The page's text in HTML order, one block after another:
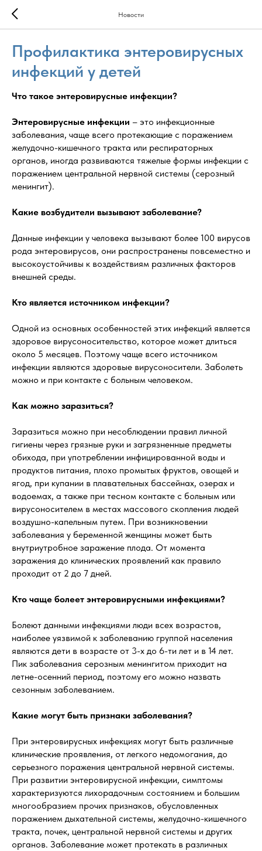
Новости
Профилактика энтеровирусных
инфекций у детей
Что такое энтеровирусные инфекции?
Энтеровирусные инфекции – это инфекционные
заболевания, чаще всего протекающие с поражением
желудочно-кишечного тракта или респираторных
органов, иногда развиваются тяжелые формы инфекции с
поражением центральной нервной системы (серозный
менингит).
Какие возбудители вызывают заболевание?
Данные инфекции у человека вызывают более 100 вирусов
рода энтеровирусов, они распространены повсеместно и
высокоустойчивы к воздействиям различных факторов
внешней среды.
Кто является источником инфекции?
Одной из основных особенностей этих инфекций является
здоровое вирусоносительство, которое может длиться
около 5 месяцев. Поэтому чаще всего источником
инфекции являются здоровые вирусоносители. Заболеть
можно и при контакте с больным человеком.
Как можно заразиться?
Заразиться можно при несоблюдении правил личной
гигиены через грязные руки и загрязненные предметы
обихода, при употреблении инфицированной воды и
продуктов питания, плохо промытых фруктов, овощей и
ягод, при купании в плавательных бассейнах, озерах и
водоемах, а также при тесном контакте с больным или
вирусоносителем в местах массового скопления людей
воздушно-капельным путем. При возникновении
заболевания у беременной женщины может быть
внутриутробное заражение плода. От момента
заражения до клинических проявлений как правило
проходит от 2 до 7 дней.
Кто чаще болеет энтеровирусными инфекциями?
Болеют данными инфекциями люди всех возрастов,
наиболее уязвимой к заболеванию группой населения
являются дети в возрасте от 3-х до 6-ти лет и в 14 лет.
Пик заболевания серозным менингитом приходит на
летне-осенний период, поэтому его можно назвать
сезонным заболеванием.
Какие могут быть признаки заболевания?
При энтеровирусных инфекциях могут быть различные
клинические проявления, от легкого недомогания, до
серьезного поражения центральной нервной системы.
При развитии энтеровирусной инфекции, симптомы
характеризуются лихорадочным состоянием и большим
многообразием прочих признаков, обусловленных
поражением дыхательной системы, желудочно-кишечного
тракта, почек, центральной нервной системы и других
органов. Заболевание может протекать в различных